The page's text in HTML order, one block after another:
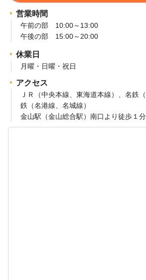
営業時間
午前の部 10:00～13:00
午後の部 15:00～20:00
休業日
月曜・日曜・祝日
アクセス
ＪＲ（中央本線、東海道本線）、名鉄
鉄（名港線、名城線）
金山駅（金山総合駅）南口より徒歩１分